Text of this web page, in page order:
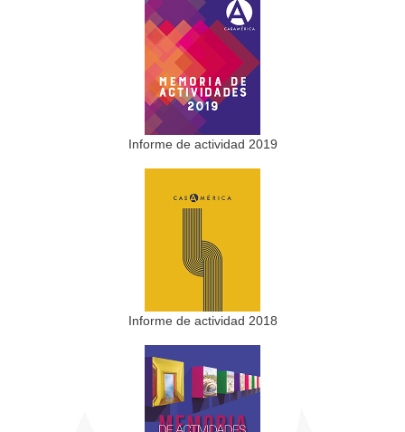
Informe de actividad 2019
Informe de actividad 2018